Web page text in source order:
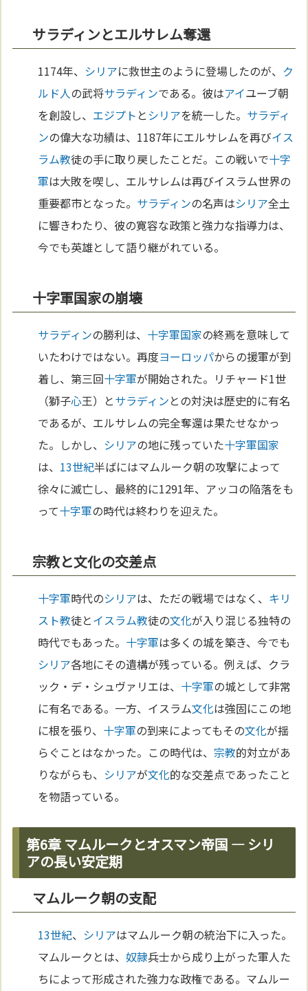
サラディンとエルサレム奪還
1174年、 シリアに救世主のように登場したのが、 ク
ルド人の武将サラディンである。彼はアイユーブ朝
を創設し、 エジプト と シリアを統一した。 サラディ
ンの偉大な功績は、1187年にエルサレムを再びイス
ラム教徒の手に取り戻したことだ。この戦いで十字
軍は大敗を喫し、エルサレムは再びイスラム世界の
重要都市となった。 サラディンの名声はシリア全土
に響きわたり、彼の寛容な政策と強力な指導力は、
今でも英雄として語り継がれている。
十字軍国家の崩壊
サラディンの勝利は、 十字軍国家の終焉を意味して
いたわけではない。再度ヨーロッパからの援軍が到
着し、第三回十字軍が開始された。リチャード1世
（獅子心王）とサラディンとの対決は歴史的に有名
であるが、エルサレムの完全奪還は果たせなかっ
た。しかし、 シリアの地に残っていた十字軍国家
は、 13世紀半ばにはマムルーク朝の攻撃によって
徐々に滅亡し、最終的に1291年、アッコの陥落をも
って十字軍の時代は終わりを迎えた。
宗教と文化の交差点
十字軍時代のシリアは、ただの戦場ではなく、 キリ
スト教徒とイスラム教徒の文化が入り混じる独特の
時代でもあった。 十字軍は多くの城を築き、今でも
シリア各地にその遺構が残っている。例えば、クラ
ック・デ・シュヴァリエは、 十字軍の城として非常
に有名である。一方、イスラム文化は強固にこの地
に根を張り、 十字軍の到来によってもその文化が揺
らぐことはなかった。この時代は、 宗教的対立があ
りながらも、 シリアが文化的な交差点であったこと
を物語っている。
第6章 マムルークとオスマン帝国 ― シリ
アの長い安定期
マムルーク朝の支配
13世紀、 シリアはマムルーク朝の統治下に入った。
マムルークとは、奴隷兵士から成り上がった軍人た
ちによって形成された強力な政権である。マムルー